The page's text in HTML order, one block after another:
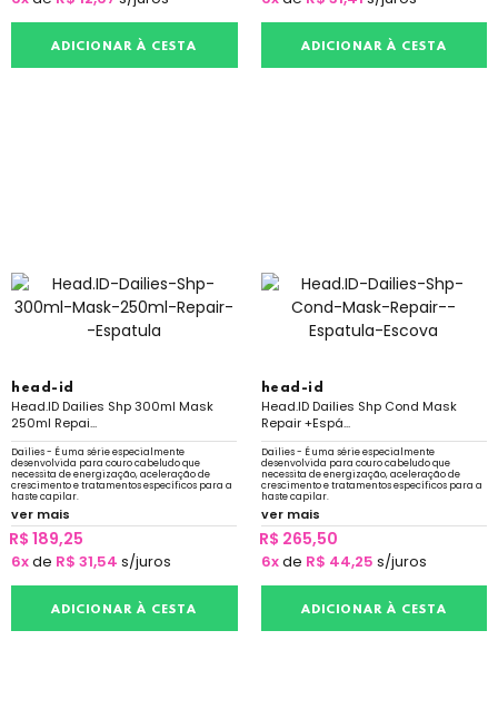
ADICIONAR À CESTA ADICIONAR À CESTA
head-id
Head.ID Dailies Shp 300ml Mask
250ml Repai...
Dailies - É uma série especialmente
desenvolvida para couro cabeludo que
necessita de energização, aceleração de
crescimento e tratamentos específicos para a
haste capilar.
ver mais
R$ 189,25
6xde R$ 31,54 s/juros
ADICIONAR À CESTA
head-id
Head.ID Dailies Shp Cond Mask
Repair +Espá...
Dailies - É uma série especialmente
desenvolvida para couro cabeludo que
necessita de energização, aceleração de
crescimento e tratamentos específicos para a
haste capilar.
ver mais
R$ 265,50
6xde R$ 44,25 s/juros
ADICIONAR À CESTA